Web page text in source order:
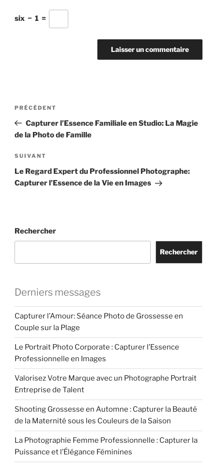
six − 1 =
Navigation
l’article
Article
précédent
PRÉCÉDENT
Capturer l’Essence Familiale en Studio: La Magie
de la Photo de Famille
Article
suivant
SUIVANT
Le Regard Expert du Professionnel Photographe:
Capturer l’Essence de la Vie en Images
Rechercher
Rechercher
Derniers messages
Capturer l’Amour: Séance Photo de Grossesse en
Couple sur la Plage
Le Portrait Photo Corporate : Capturer l’Essence
Professionnelle en Images
Valorisez Votre Marque avec un Photographe Portrait
Entreprise de Talent
Shooting Grossesse en Automne : Capturer la Beauté
de la Maternité sous les Couleurs de la Saison
La Photographie Femme Professionnelle : Capturer la
Puissance et l’Élégance Féminines